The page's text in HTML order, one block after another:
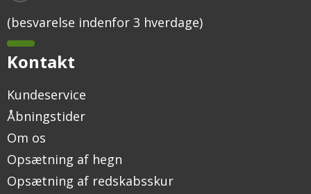
(besvarelse indenfor 3 hverdage)
Kontakt
Kundeservice
Åbningstider
Om os
Opsætning af hegn
Opsætning af redskabsskur